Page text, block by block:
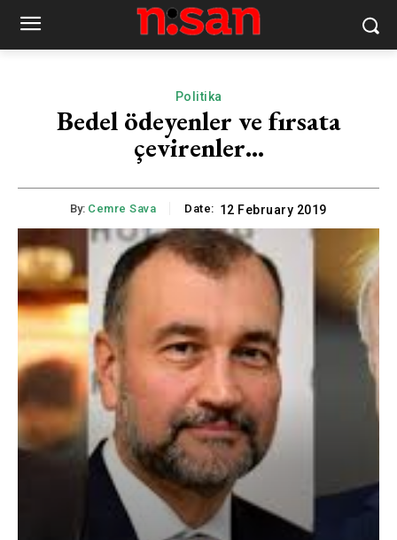
Politika
Bedel ödeyenler ve fırsata
çevirenler…
By: Cemre Sava Date: 12 February 2019